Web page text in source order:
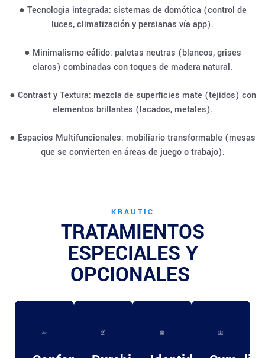
● Tecnología integrada: sistemas de domótica (control de
luces, climatización y persianas vía app).
● Minimalismo cálido: paletas neutras (blancos, grises
claros) combinadas con toques de madera natural.
● Contrast y Textura: mezcla de superficies mate (tejidos) con
elementos brillantes (lacados, metales).
● Espacios Multifuncionales: mobiliario transformable (mesas
que se convierten en áreas de juego o trabajo).
KRAUTIC
TRATAMIENTOS
ESPECIALES Y
OPCIONALES